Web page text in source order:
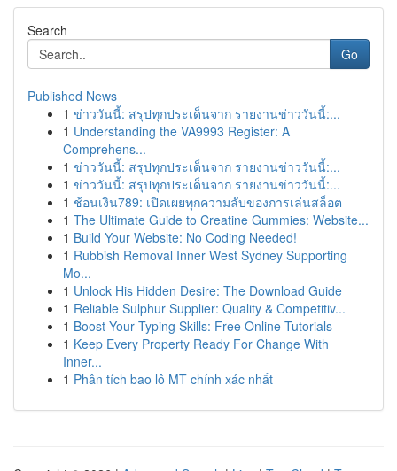
Search
Go
Published News
1 ข่าววันนี้: สรุปทุกประเด็นจาก รายงานข่าววันนี้:...
1 Understanding the VA9993 Register: A
Comprehens...
1 ข่าววันนี้: สรุปทุกประเด็นจาก รายงานข่าววันนี้:...
1 ข่าววันนี้: สรุปทุกประเด็นจาก รายงานข่าววันนี้:...
1 ช้อนเงิน789: เปิดเผยทุกความลับของการเล่นสล็อต
1 The Ultimate Guide to Creatine Gummies: Website...
1 Build Your Website: No Coding Needed!
1 Rubbish Removal Inner West Sydney Supporting
Mo...
1 Unlock His Hidden Desire: The Download Guide
1 Reliable Sulphur Supplier: Quality & Competitiv...
1 Boost Your Typing Skills: Free Online Tutorials
1 Keep Every Property Ready For Change With
Inner...
1 Phân tích bao lô MT chính xác nhất